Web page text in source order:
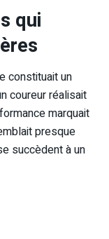
qui
constituait un
coureur réalisait
marquait
presque
succèdent à un